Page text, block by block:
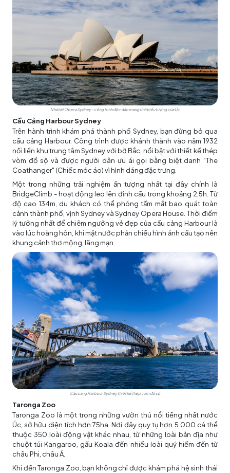
Nhà hát Opera Sydney - công trình độc đáo mang tính biểu tượng của Úc
Cầu Cảng Harbour Sydney
Trên hành trình khám phá thành phố Sydney, bạn đừng bỏ qua
cầu cảng Harbour. Công trình được khánh thành vào năm 1932
nối liền khu trung tâm Sydney với bờ Bắc, nổi bật với thiết kế thép
vòm đồ sộ và được người dân ưu ái gọi bằng biệt danh "The
Coathanger" (Chiếc móc áo) vì hình dáng đặc trưng.
Một trong những trải nghiệm ấn tượng nhất tại đây chính là
BridgeClimb - hoạt động leo lên đỉnh cầu trong khoảng 2,5h. Từ
độ cao 134m, du khách có thể phóng tầm mắt bao quát toàn
cảnh thành phố, vịnh Sydney và Sydney Opera House. Thời điểm
lý tưởng nhất để chiêm ngưỡng vẻ đẹp của cầu cảng Harbour là
vào lúc hoàng hôn, khi mặt nước phản chiếu hình ảnh cầu tạo nên
khung cảnh thơ mộng, lãng mạn.
Cầu cảng Harbour Sydney thiết kế thép vòm đồ sộ
Taronga Zoo
Taronga Zoo là một trong những vườn thú nổi tiếng nhất nước
Úc, sở hữu diện tích hơn 75ha. Nơi đây quy tụ hơn 5.000 cá thể
thuộc 350 loài động vật khác nhau, từ những loài bản địa như
chuột túi Kangaroo, gấu Koala đến nhiều loài quý hiếm đến từ
châu Phi, châu Á.
Khi đến Taronga Zoo, bạn không chỉ được khám phá hệ sinh thái